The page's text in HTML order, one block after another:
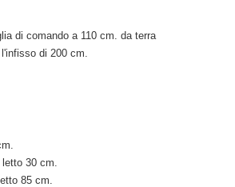
di comando a 110 cm. da terra
di 200 cm.
30 cm.
85 cm.